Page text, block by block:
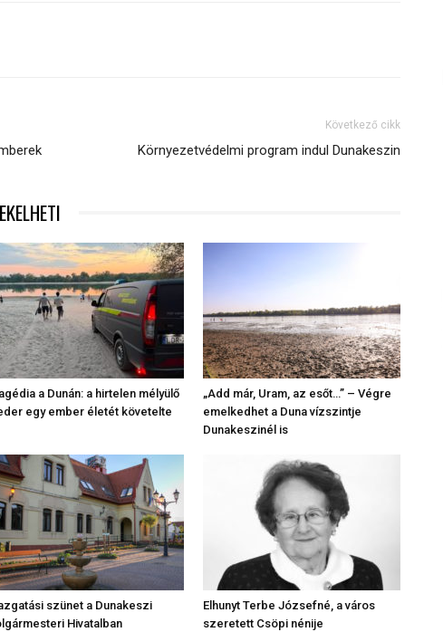
Következő cikk
Környezetvédelmi program indul Dunakeszin
a Dunán: a hirtelen mélyülő
egy ember életét követelte
„Add már, Uram, az esőt…” – Végre
emelkedhet a Duna vízszintje
Dunakeszinél is
szünet a Dunakeszi
Hivatalban
Elhunyt Terbe Józsefné, a város
szeretett Csöpi nénije